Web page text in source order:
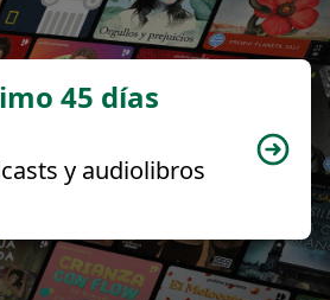
45 días
y audiolibros